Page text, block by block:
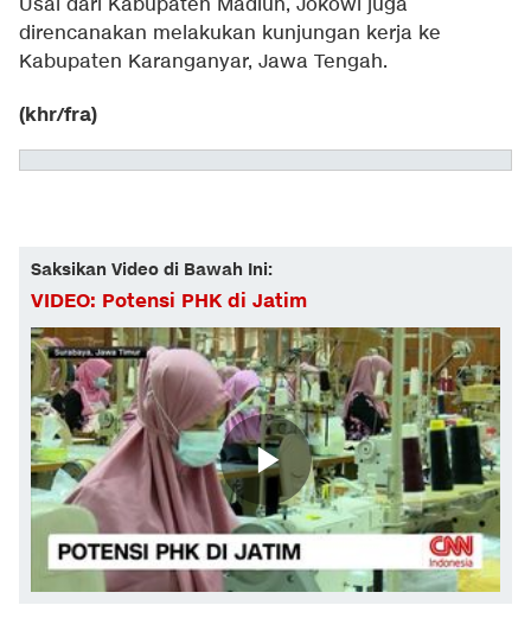
Usai dari Kabupaten Madiun, Jokowi juga
direncanakan melakukan kunjungan kerja ke
Kabupaten Karanganyar, Jawa Tengah.
(khr/fra)
Saksikan Video di Bawah Ini:
VIDEO: Potensi PHK di Jatim